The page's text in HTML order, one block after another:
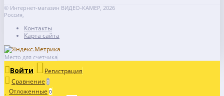
© Интернет-магазин ВИДЕО-КАМЕР, 2026
Россия,
Контакты
Карта сайта
Место для счетчика
Войти
Регистрация
Сравнение 0
Отложенные 0